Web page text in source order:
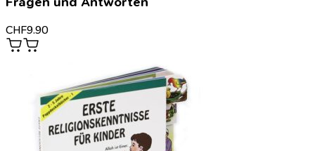
CHF9.90